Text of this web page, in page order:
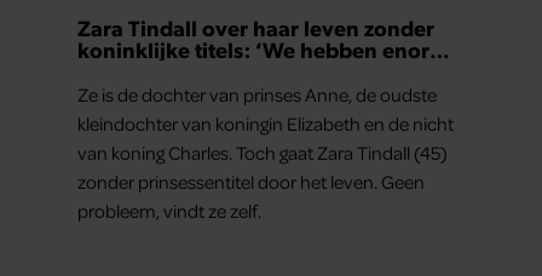
Zara Tindall over haar leven zonder
koninklijke titels: ‘We hebben enorm
Ze is de dochter van prinses Anne, de oudste
kleindochter van koningin Elizabeth en de nicht
van koning Charles. Toch gaat Zara Tindall (45)
zonder prinsessentitel door het leven. Geen
probleem, vindt ze zelf.